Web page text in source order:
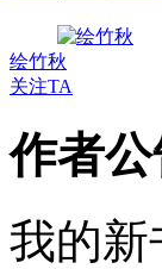
绘竹秋
关注TA
作者
我的新